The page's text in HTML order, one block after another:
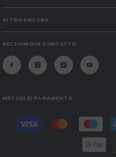
ALTRO ANCORA
RESTIAMO IN CONTATTO
METODI DI PAGAMENTO
Modalità
pagamento